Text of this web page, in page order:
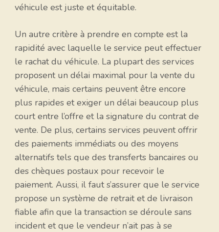
véhicule est juste et équitable.
Un autre critère à prendre en compte est la
rapidité avec laquelle le service peut effectuer
le rachat du véhicule. La plupart des services
proposent un délai maximal pour la vente du
véhicule, mais certains peuvent être encore
plus rapides et exiger un délai beaucoup plus
court entre l’offre et la signature du contrat de
vente. De plus, certains services peuvent offrir
des paiements immédiats ou des moyens
alternatifs tels que des transferts bancaires ou
des chèques postaux pour recevoir le
paiement. Aussi, il faut s’assurer que le service
propose un système de retrait et de livraison
fiable afin que la transaction se déroule sans
incident et que le vendeur n’ait pas à se